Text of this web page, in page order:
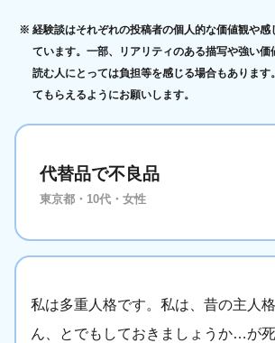
経験談はそれぞれの投稿者の個人的な価値観や感
ています。一部、リアリティのある描写や強い価
読む人にとっては負担等を感じる場合もあります
てもらえるようにお願いします。
代替品で不良品
東京都・10代・女性
私は多重人格です。私は、昔の主人
ん、とでもしておきましょうか…が